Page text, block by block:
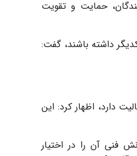
حمایت و تقویت
داشته باشند، گفت:
است که در عرصه تولید فعالیت دارد، اظهار کرد: این
فنی آن را در اختیار